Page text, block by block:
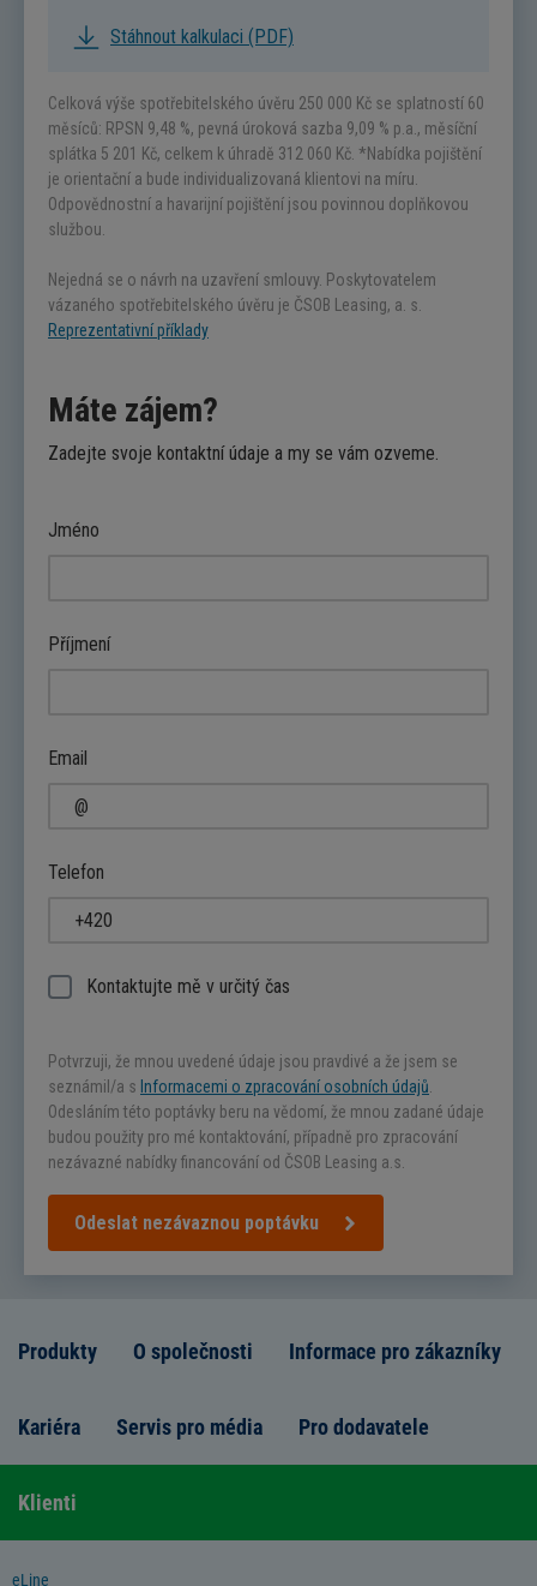
Stáhnout kalkulaci (PDF)
Celková výše spotřebitelského úvěru 250 000 Kč se splatností 60
měsíců: RPSN 9,48 %, pevná úroková sazba 9,09 % p.a., měsíční
splátka 5 201 Kč, celkem k úhradě 312 060 Kč. *Nabídka pojištění
je orientační a bude individualizovaná klientovi na míru.
Odpovědnostní a havarijní pojištění jsou povinnou doplňkovou
službou.
Nejedná se o návrh na uzavření smlouvy. Poskytovatelem
vázaného spotřebitelského úvěru je ČSOB Leasing, a. s.
Reprezentativní příklady
Máte zájem?
Zadejte svoje kontaktní údaje a my se vám ozveme.
Jméno
Příjmení
Email
Telefon
Kontaktujte mě v určitý čas
Potvrzuji, že mnou uvedené údaje jsou pravdivé a že jsem se
seznámil/a s Informacemi o zpracování osobních údajů
Odesláním této poptávky beru na vědomí, že mnou zadané údaje
budou použity pro mé kontaktování, případně pro zpracování
nezávazné nabídky financování od ČSOB Leasing a.s.
Odeslat nezávaznou poptávku
Produkty O společnosti Informace pro zákazníky
Kariéra Servis pro média Pro dodavatele
Klienti
eLine